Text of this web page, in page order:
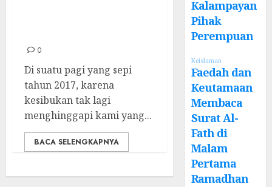
0
Di suatu pagi yang sepi
tahun 2017, karena
kesibukan tak lagi
menghinggapi kami yang...
BACA SELENGKAPNYA
Kalampayan
Pihak
Perempuan
Keislaman
Faedah dan
Keutamaan
Membaca
Surat Al-
Fath di
Malam
Pertama
Ramadhan